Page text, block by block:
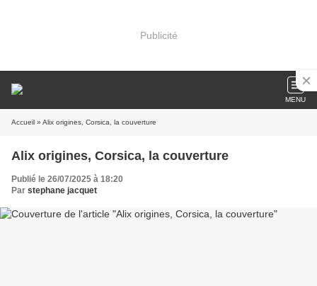
Publicité
MENU
Accueil » Alix origines, Corsica, la couverture
Alix origines, Corsica, la couverture
Publié le 26/07/2025 à 18:20
Par stephane jacquet